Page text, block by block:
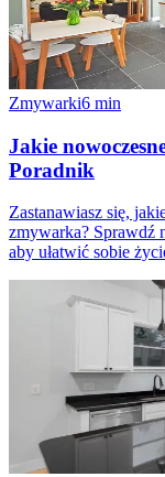
Zmywarki6 min
Jakie
Poradnik
Zastanawiasz się,
zmywarka? Sprawdź
aby ułatwić sobie